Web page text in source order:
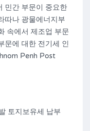
민간 부문이 중요한
따나 광물에너지부
속에서 제조업 부문
문에 대한 전기세 인
Penh Post
토지보유세 납부